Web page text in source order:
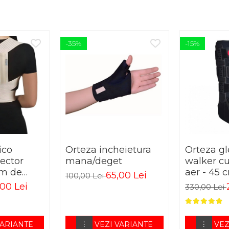
de
Lei
-35%
Orteza incheietura
mana/deget
100,00 Lei65,00 Lei
VEZI VARIANTE
-15%
Orteza
walker
aer - 45
330,00 Lei